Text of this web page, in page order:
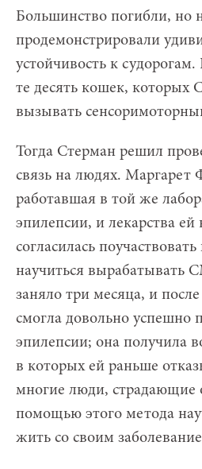
Большинство погибли, но
продемонстрировали
устойчивость к
те десять кошек, которых
вызывать
Тогда Стерман решил
связь на людях. Маргарет
работавшая в той же
эпилепсии, и лекарства
согласилась
научиться вырабатывать
заняло три месяца, и
смогла довольно успешно
эпилепсии; она получила
в которых ей раньше
многие люди, страдающие
помощью этого метода
жить со своим